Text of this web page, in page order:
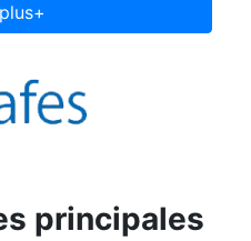
principales